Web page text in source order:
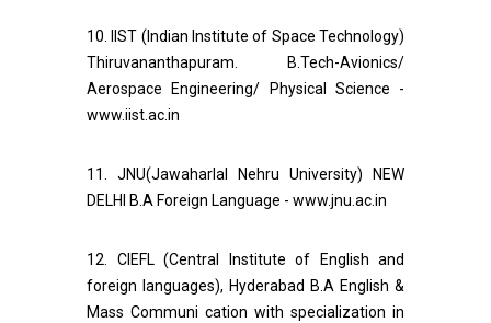
10. IIST (Indian Institute of Space Technology)
Thiruvananthapuram. B.Tech-Avionics/
Aerospace Engineering/ Physical Science -
www.iist.ac.in
11. JNU(Jawaharlal Nehru University) NEW
DELHI B.A Foreign Language - www.jnu.ac.in
12. CIEFL (Central Institute of English and
foreign languages), Hyderabad B.A English &
Mass Communi cation with specialization in